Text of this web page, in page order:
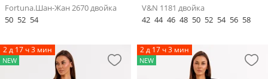
Fortuna.Шан-Жан 2670 двойка
50 52 54
V&N 1181 двойка
42 44 46 48 50 52 54 56 58
2 д 17 ч 3 мин
NEW
2 д 17 ч 3 мин
NEW